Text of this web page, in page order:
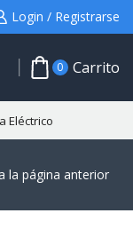
Login / Registrarse
0 Carrito
Eléctrico
la página anterior